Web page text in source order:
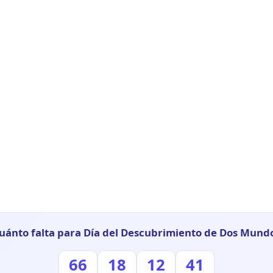
falta para Día del Descubrimiento de Dos
66 18 12 40